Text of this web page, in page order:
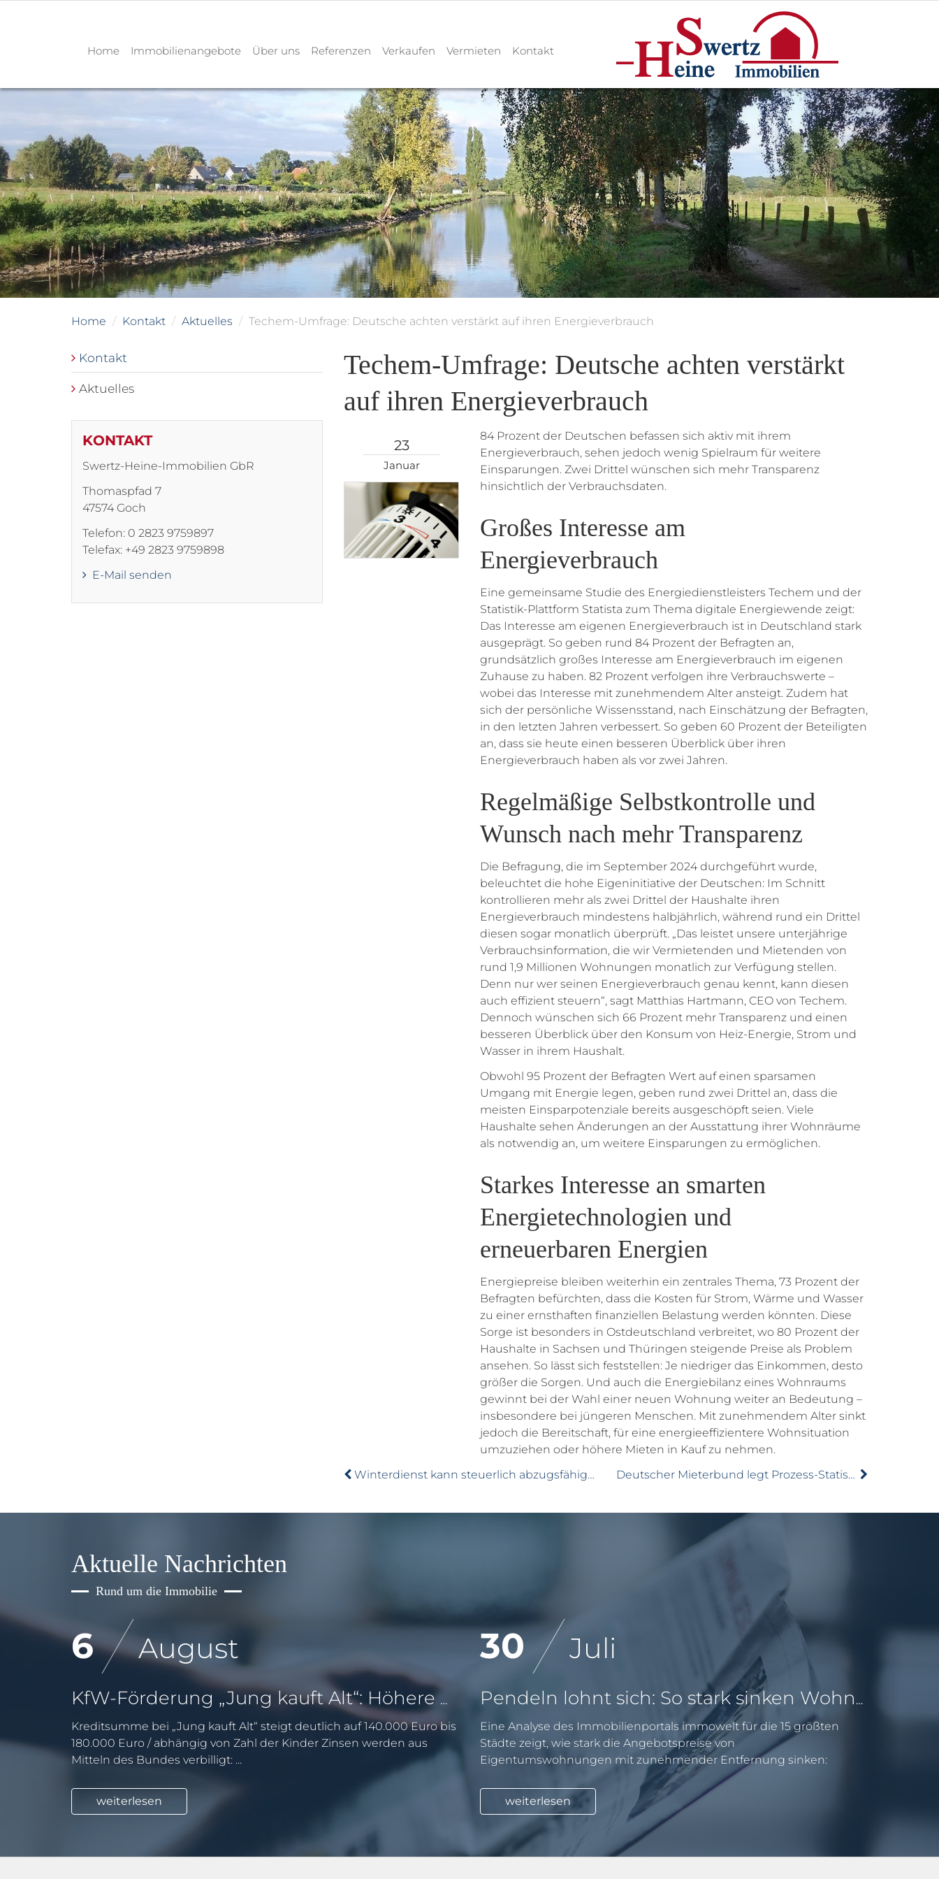
Home Immobilienangebote Über uns Referenzen Verkaufen Vermieten Kontakt
Home Kontakt Aktuelles Techem-Umfrage: Deutsche achten verstärkt auf ihren Energieverbrauch
Techem-Umfrage: Deutsche achten verstärkt
auf ihren Energieverbrauch
23
Januar
84 Prozent der Deutschen befassen sich aktiv mit ihrem
Energieverbrauch, sehen jedoch wenig Spielraum für weitere
Einsparungen. Zwei Drittel wünschen sich mehr Transparenz
hinsichtlich der Verbrauchsdaten.
Großes Interesse am
Energieverbrauch
Eine gemeinsame Studie des Energiedienstleisters Techem und der
Statistik-Plattform Statista zum Thema digitale Energiewende zeigt:
Das Interesse am eigenen Energieverbrauch ist in Deutschland stark
ausgeprägt. So geben rund 84 Prozent der Befragten an,
grundsätzlich großes Interesse am Energieverbrauch im eigenen
Zuhause zu haben. 82 Prozent verfolgen ihre Verbrauchswerte –
wobei das Interesse mit zunehmendem Alter ansteigt. Zudem hat
sich der persönliche Wissensstand, nach Einschätzung der Befragten,
in den letzten Jahren verbessert. So geben 60 Prozent der Beteiligten
an, dass sie heute einen besseren Überblick über ihren
Energieverbrauch haben als vor zwei Jahren.
Regelmäßige Selbstkontrolle und
Wunsch nach mehr Transparenz
Die Befragung, die im September 2024 durchgeführt wurde,
beleuchtet die hohe Eigeninitiative der Deutschen: Im Schnitt
kontrollieren mehr als zwei Drittel der Haushalte ihren
Energieverbrauch mindestens halbjährlich, während rund ein Drittel
diesen sogar monatlich überprüft. „Das leistet unsere unterjährige
Verbrauchsinformation, die wir Vermietenden und Mietenden von
rund 1,9 Millionen Wohnungen monatlich zur Verfügung stellen.
Denn nur wer seinen Energieverbrauch genau kennt, kann diesen
auch effizient steuern“, sagt Matthias Hartmann, CEO von Techem.
Dennoch wünschen sich 66 Prozent mehr Transparenz und einen
besseren Überblick über den Konsum von Heiz-Energie, Strom und
Wasser in ihrem Haushalt.
Obwohl 95 Prozent der Befragten Wert auf einen sparsamen
Umgang mit Energie legen, geben rund zwei Drittel an, dass die
meisten Einsparpotenziale bereits ausgeschöpft seien. Viele
Haushalte sehen Änderungen an der Ausstattung ihrer Wohnräume
als notwendig an, um weitere Einsparungen zu ermöglichen.
Starkes Interesse an smarten
Energietechnologien und
erneuerbaren Energien
Energiepreise bleiben weiterhin ein zentrales Thema, 73 Prozent der
Befragten befürchten, dass die Kosten für Strom, Wärme und Wasser
zu einer ernsthaften finanziellen Belastung werden könnten. Diese
Sorge ist besonders in Ostdeutschland verbreitet, wo 80 Prozent der
Haushalte in Sachsen und Thüringen steigende Preise als Problem
ansehen. So lässt sich feststellen: Je niedriger das Einkommen, desto
größer die Sorgen. Und auch die Energiebilanz eines Wohnraums
gewinnt bei der Wahl einer neuen Wohnung weiter an Bedeutung –
insbesondere bei jüngeren Menschen. Mit zunehmendem Alter sinkt
jedoch die Bereitschaft, für eine energieeffizientere Wohnsituation
umzuziehen oder höhere Mieten in Kauf zu nehmen.
Winterdienst kann steuerlich abzugsfähig sein
Deutscher Mieterbund legt Prozess-Statistik 2024 vor
Kontakt
Aktuelles
KONTAKT
Swertz-Heine-Immobilien GbR
Thomaspfad 7
47574 Goch
Telefon: 0 2823 9759897
Telefax: +49 2823 9759898
E-Mail senden
Aktuelle Nachrichten
Rund um die Immobilie
6 August
KfW-Förderung „Jung kauft Alt“: Höhere Kredite ab August 2026
Kreditsumme bei „Jung kauft Alt“ steigt deutlich auf 140.000 Euro bis
180.000 Euro / abhängig von Zahl der Kinder Zinsen werden aus
Mitteln des Bundes verbilligt: ...
weiterlesen
30 Juli
Pendeln lohnt sich: So stark sinken Wohnungspreise im Umland
Eine Analyse des Immobilienportals immowelt für die 15 größten
Städte zeigt, wie stark die Angebotspreise von
Eigentumswohnungen mit zunehmender Entfernung sinken:
weiterlesen